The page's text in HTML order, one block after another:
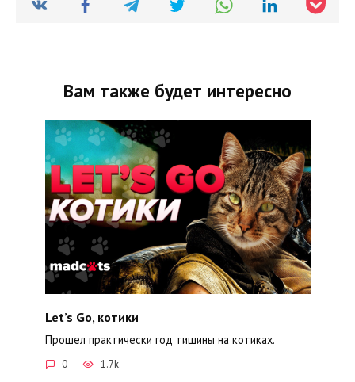
Вам также будет интересно
Let’s Go, котики
Прошел практически год тишины на котиках.
0 1.7k.